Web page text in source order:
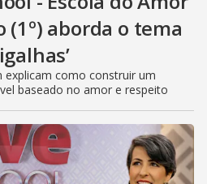
(1º) aborda o tema
explicam como construir um
baseado no amor e respeito